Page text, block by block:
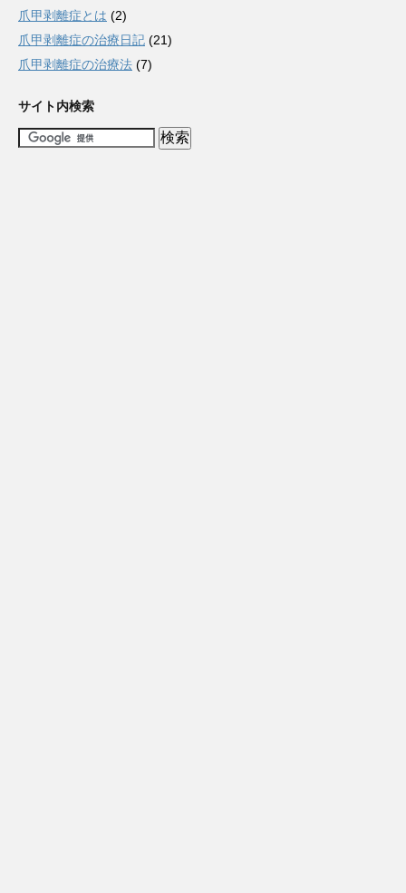
爪甲剥離症とは (2)
爪甲剥離症の治療日記 (21)
爪甲剥離症の治療法 (7)
サイト内検索